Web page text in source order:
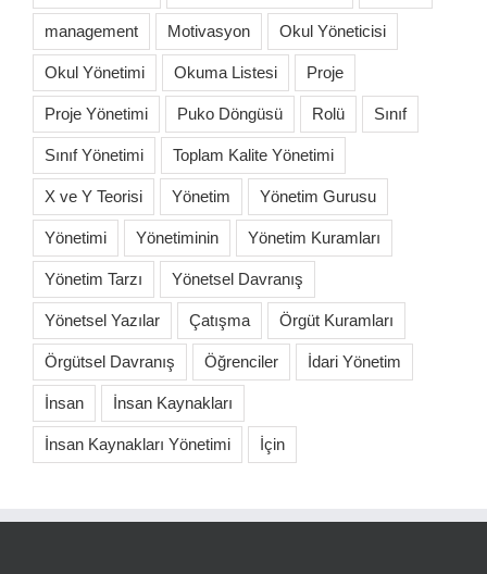
management Motivasyon Okul Yöneticisi
Okul Yönetimi Okuma Listesi Proje
Proje Yönetimi Puko Döngüsü Rolü Sınıf
Sınıf Yönetimi Toplam Kalite Yönetimi
X ve Y Teorisi Yönetim Yönetim Gurusu
Yönetimi Yönetiminin Yönetim Kuramları
Yönetim Tarzı Yönetsel Davranış
Yönetsel Yazılar Çatışma Örgüt Kuramları
Örgütsel Davranış Öğrenciler İdari Yönetim
İnsan İnsan Kaynakları
İnsan Kaynakları Yönetimi İçin